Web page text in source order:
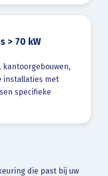
> 70 kW
kantoorgebouwen,
installaties met
specifieke
die past bij uw